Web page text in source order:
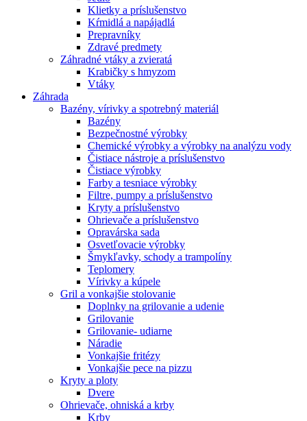
Klietky a príslušenstvo
Kŕmidlá a napájadlá
Prepravníky
Zdravé predmety
Záhradné vtáky a zvieratá
Krabičky s hmyzom
Vtáky
Záhrada
Bazény, vírivky a spotrebný materiál
Bazény
Bezpečnostné výrobky
Chemické výrobky a výrobky na analýzu vody
Čistiace nástroje a príslušenstvo
Čistiace výrobky
Farby a tesniace výrobky
Filtre, pumpy a príslušenstvo
Kryty a príslušenstvo
Ohrievače a príslušenstvo
Opravárska sada
Osvetľovacie výrobky
Šmykľavky, schody a trampolíny
Teplomery
Vírivky a kúpele
Gril a vonkajšie stolovanie
Doplnky na grilovanie a udenie
Grilovanie
Grilovanie- udiarne
Náradie
Vonkajšie fritézy
Vonkajšie pece na pizzu
Kryty a ploty
Dvere
Ohrievače, ohniská a krby
Krby